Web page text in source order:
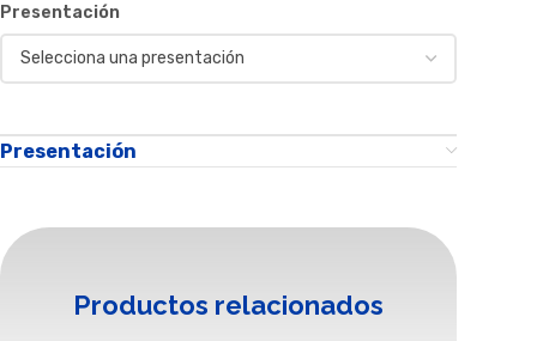
Presentación
Presentación
Productos relacionados